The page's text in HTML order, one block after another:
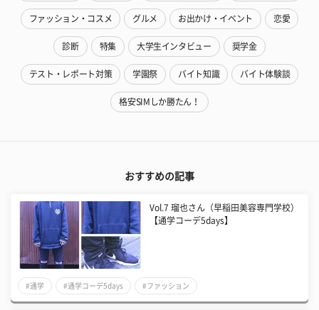
ファッション・コスメ グルメ お出かけ・イベント 恋愛
診断 特集 大学生インタビュー 奨学金
テスト・レポート対策 学園祭 バイト知識 バイト体験談
格安SIMしか勝たん！
おすすめの記事
Vol.7 瑠也さん（早稲田美容専門学校）
【通学コーデ5days】
#通学 #通学コーデ5days #ファッション